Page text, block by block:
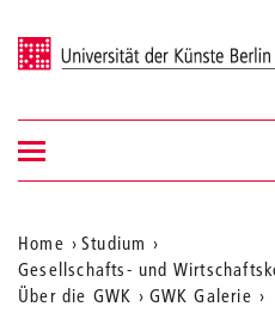
Universität der Künste Berlin
Navigation &
Suche
Navigation
ein-/ausblenden
Aktuelle
Position
Home
Studium
Gesellschafts- und
Über die GWK
GWK Galerie